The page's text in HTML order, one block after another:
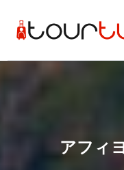
アフィ